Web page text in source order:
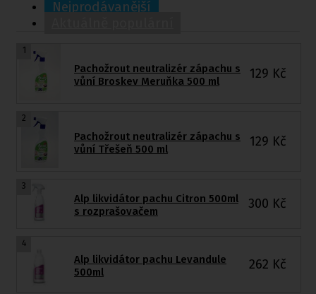
Nejprodávanější
1
Pachožrout neutralizér zápachu s
vůní Broskev Meruňka 500 ml
129 Kč
2
Pachožrout neutralizér zápachu s
vůní Třešeň 500 ml
129 Kč
3
Alp likvidátor pachu Citron 500ml
s rozprašovačem
300 Kč
4
Alp likvidátor pachu Levandule
500ml
262 Kč